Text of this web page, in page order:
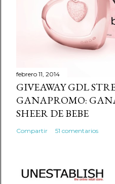
r
i
o
febrero 11, 2014
GIVEAWAY GDL
GANAPROMO:
SHEER DE BEBE
Compartir 51 comentarios